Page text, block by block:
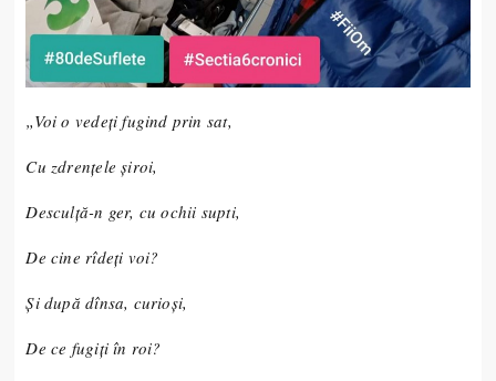
„Voi o vedeţi fugind prin sat,
Cu zdrenţele şiroi,
Desculţă-n ger, cu ochii supti,
De cine rîdeţi voi?
Şi după dînsa, curioşi,
De ce fugiţi în roi?